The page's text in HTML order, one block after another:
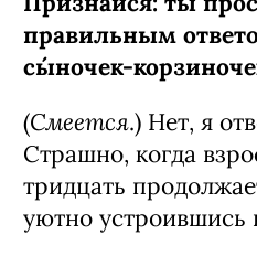
правильным
сы́ночек-­
(Смеется.) Нет, я
Страшно, когда
тридцать
уютно устроившись